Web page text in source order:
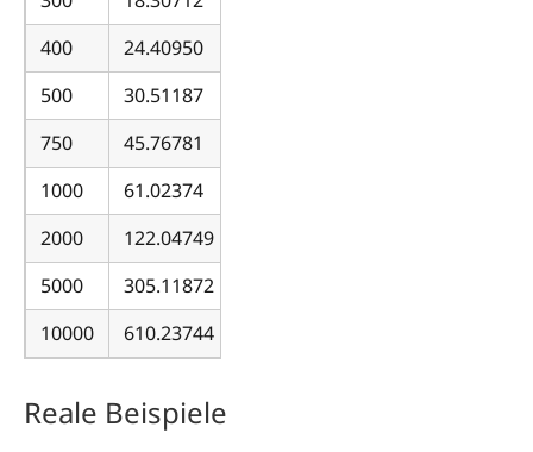
400
24.40950
500
30.51187
750
45.76781
1000
61.02374
2000
122.04749
5000
305.11872
10000
610.23744
Reale Beispiele